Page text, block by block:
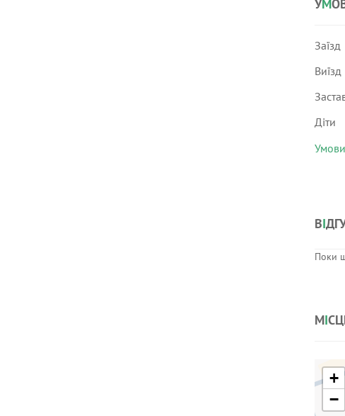
УМ
Заїзд
Виїзд
Діти
ВІ
Поки
МІ
+
−